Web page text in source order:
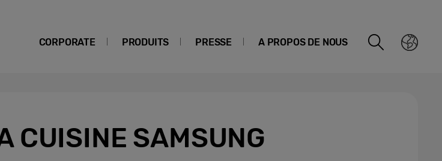
CORPORATE PRODUITS PRESSE A PROPOS DE NOUS
CUISINE SAMSUNG